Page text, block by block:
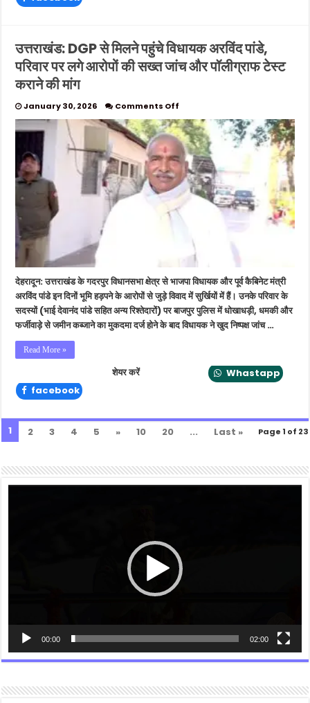
उत्तराखंड: DGP से मिलने पहुंचे विधायक अरविंद पांडे,
परिवार पर लगे आरोपों की सख्त जांच और पॉलीग्राफ टेस्ट
कराने की मांग
January 30, 2026 Comments Off
उत्तराखंड:
DGP
से
मिलने
पहुंचे
विधायक
अरविंद
पांडे,
परिवार
आरोपों
की
सख्त
जांच
और
पॉलीग्राफ
टेस्ट
कराने
देहरादून: उत्तराखंड के गदरपुर विधानसभा क्षेत्र से भाजपा विधायक और पूर्व कैबिनेट मंत्री
अरविंद पांडे इन दिनों भूमि हड़पने के आरोपों से जुड़े विवाद में सुर्खियों में हैं। उनके परिवार के
सदस्यों (भाई देवानंद पांडे सहित अन्य रिश्तेदारों) पर बाजपुर पुलिस में धोखाधड़ी, धमकी और
फर्जीवाड़े से जमीन कब्जाने का मुकदमा दर्ज होने के बाद विधायक ने खुद निष्पक्ष जांच …
Read More »
शेयर करें
Whastapp
facebook
Page 1 of 23
1 2 3 4 5 » 10 20 ... Last »
00:00 02:00